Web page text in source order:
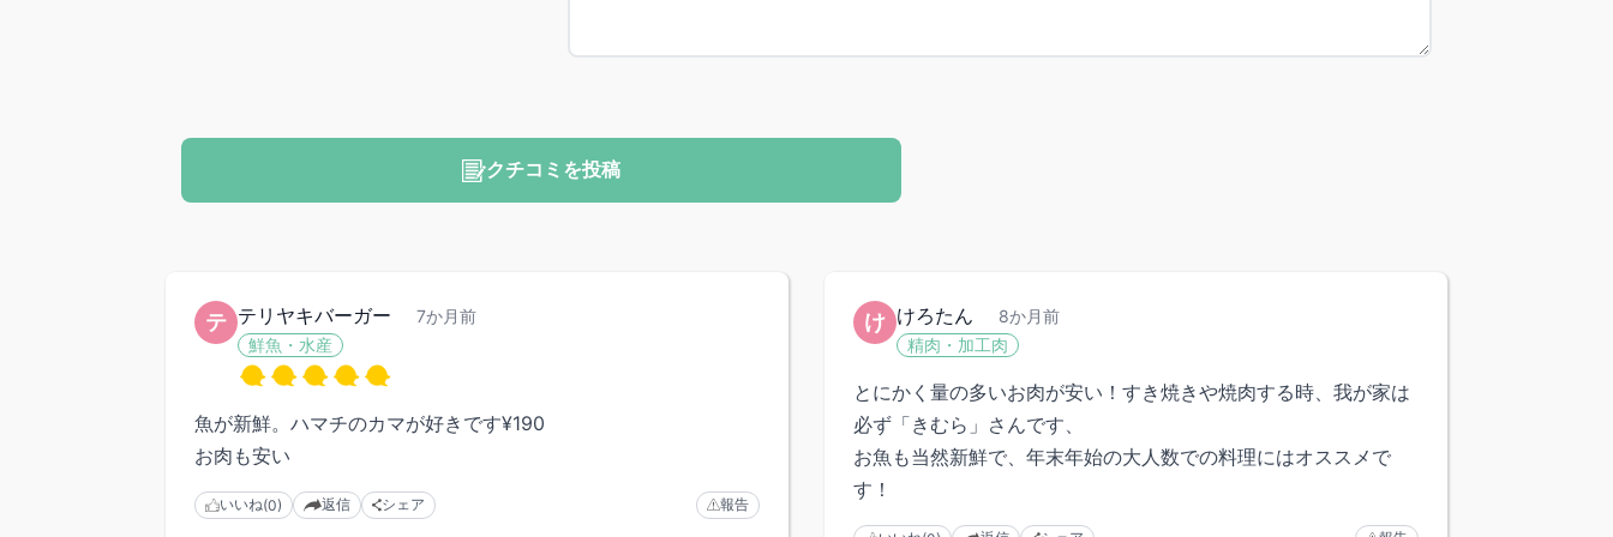
クチコミを投稿
テ テリヤキバーガー
7か月前
鮮魚・水産
魚が新鮮。ハマチのカマが好きです¥190
お肉も安い
いいね(0) 返信 シェア 報告
け けろたん
8か月前
精肉・加工肉
とにかく量の多いお肉が安い！すき焼きや焼肉する時、我が家は
必ず「きむら」さんです、
お魚も当然新鮮で、年末年始の大人数での料理にはオススメで
す！